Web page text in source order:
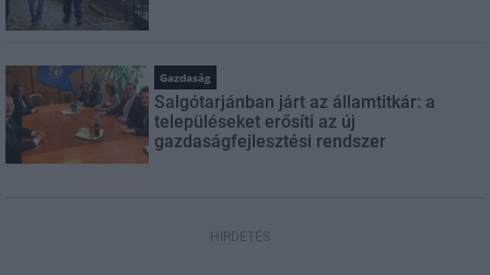
Gazdaság
Salgótarjánban járt az államtitkár: a
településeket erősíti az új
gazdaságfejlesztési rendszer
HIRDETÉS